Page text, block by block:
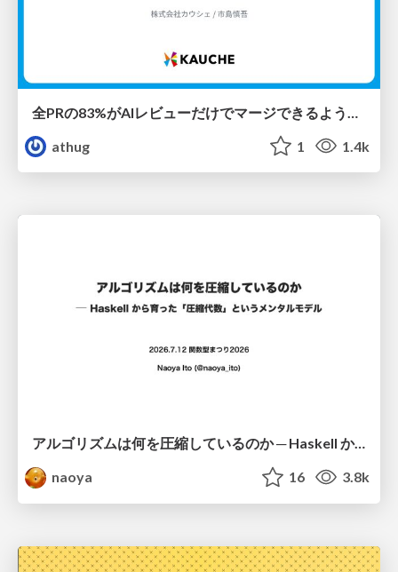
athug
1 1.4k
アルゴリズムは何を圧縮しているのか ─ Haskell から育った「圧縮代数」というメンタルモデル
naoya
16 3.8k